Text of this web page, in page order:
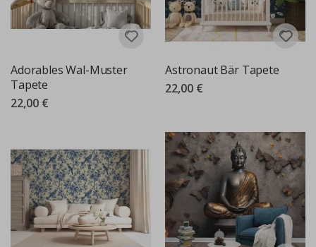
Adorables Wal-Muster
Tapete
22,00 €
Astronaut Bär Tapete
22,00 €